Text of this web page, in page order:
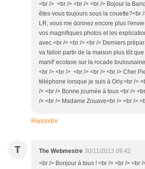
<br /> <br /> <br /> <br /> Bojour la
êtes-vous toujours sous la couette?<br
LR, vous me donnez encore plus
vos magnifiques photos et les
avec.<br /> <br /> <br /> Derniers
va falloir partir de la maison plus tôt
manif' ecotaxe sur la rocade
<br /> <br /> <br /> <br /> <br /> Cher
téléphone lorsque je suis à Orly.<br />
/> <br /> Bonne journée à tous <br />
/> <br /> Madame Zouave<br /> <br />
Répondre
T The Webmestre 30/11/2013 09:42
<br /> Bonjour à tous ! <br /> <br /> <br